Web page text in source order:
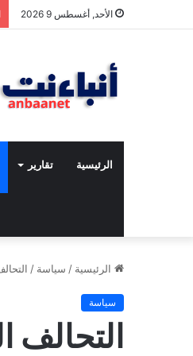
الأحد, أغسطس 9 2026
الرئيسية تقارير
الرئيسية / سياسة /
سياسة
التحالف